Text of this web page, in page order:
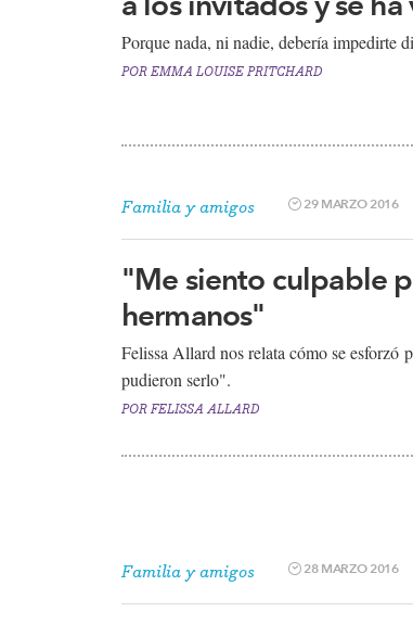
Porque nada, ni nadie, debería impedirte
POR EMMA LOUISE PRITCHARD
Familia y amigos 29 MARZO 2016
"Me siento culpable
hermanos"
Felissa Allard nos relata cómo se esforzó
pudieron serlo".​
POR FELISSA ALLARD
Familia y amigos 28 MARZO 2016